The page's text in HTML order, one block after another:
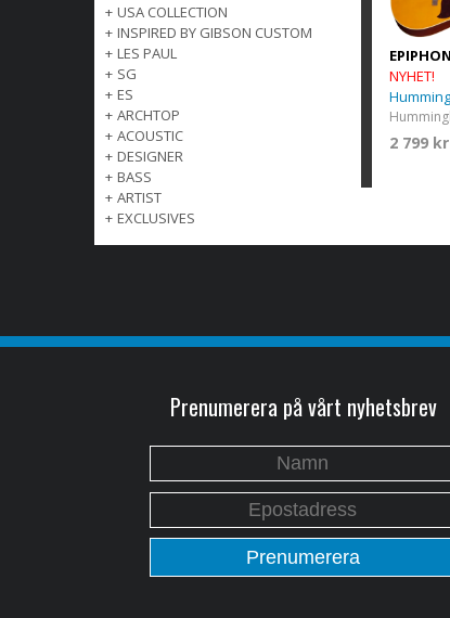
+ USA COLLECTION
+ INSPIRED BY GIBSON CUSTOM
+ LES PAUL
+ SG
+ ES
+ ARCHTOP
+ ACOUSTIC
+ DESIGNER
+ BASS
+ ARTIST
+ EXCLUSIVES
NYHET!
2 799 kr
Prenumerera på vårt nyhetsbrev